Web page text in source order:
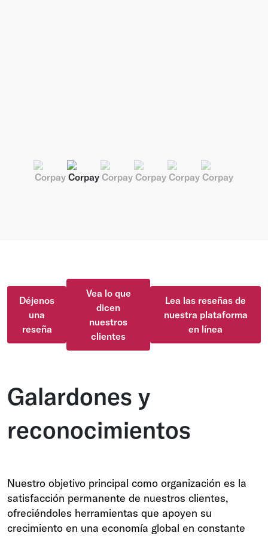
Déjenos
una
reseña
Vea lo que
dicen
nuestros
clientes
Lea las reseñas de
nuestra plataforma
en línea
Galardones y
reconocimientos
Nuestro objetivo principal como organización es la
satisfacción permanente de nuestros clientes,
ofreciéndoles herramientas que apoyen su
crecimiento en una economía global en constante